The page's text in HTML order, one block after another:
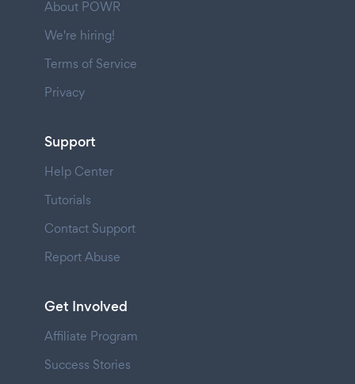
About POWR
We're hiring!
Terms of Service
Privacy
Support
Help Center
Tutorials
Contact Support
Report Abuse
Get Involved
Affiliate Program
Success Stories